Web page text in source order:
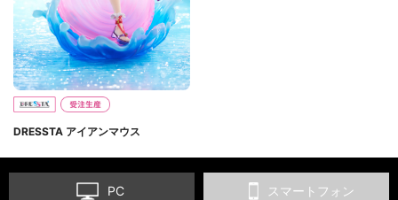
DRESSTA アイアンマウス
PC スマートフォン